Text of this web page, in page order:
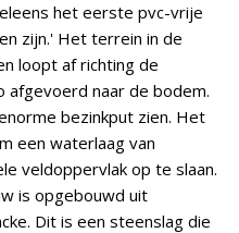
het eerste pvc-vrije
zijn.' Het terrein in de
loopt af richting de
naar de bodem.
bezinkput zien. Het
een waterlaag van
veldoppervlak op te slaan.
is opgebouwd uit
Dit is een steenslag die